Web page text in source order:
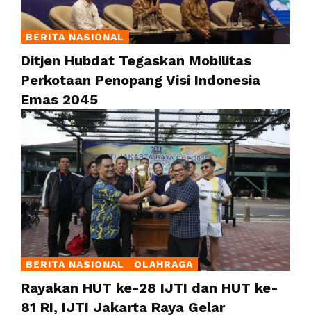
BERITA NASIONAL
Ditjen Hubdat Tegaskan Mobilitas
Perkotaan Penopang Visi Indonesia
Emas 2045
BERITA NASIONAL OLAHRAGA
Rayakan HUT ke-28 IJTI dan HUT ke-
81 RI, IJTI Jakarta Raya Gelar